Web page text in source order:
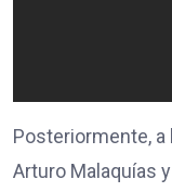
Posteriormente, a
Arturo Malaquías